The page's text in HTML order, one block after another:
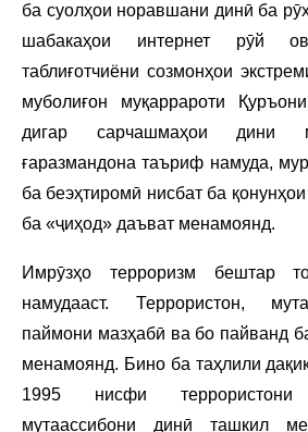
ба суолҳои норавшани динӣ ба
шабакаҳои интернет рӯй
таблиғотчиёни созмонҳои
муболиғон муқаррароти
дигар сарчашмаҳои дини
ғаразмандона таъриф намуда,
ба беэҳтиромӣ нисбат ба
ба «ҷиҳод» даъват менамоянд.
Имрӯзҳо терроризм бештар
намудааст. Террористон,
паймони мазҳабӣ ва бо пайванд
менамоянд. Бино ба таҳлили
1995 нисфи террористони
мутаассибони динӣ ташкил